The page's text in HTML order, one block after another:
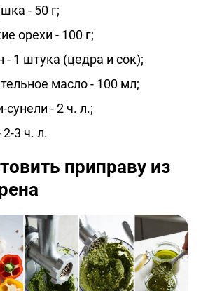
- 50 г;
орехи - 100 г;
- 1 штука (цедра и сок);
масло - 100 мл;
сунели - 2 ч. л.;
2-3 ч. л.
приправу из